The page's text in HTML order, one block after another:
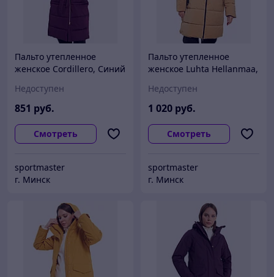
Пальто утепленное
женское Cordillero, Синий
Недоступен
851 руб.
Смотреть
sportmaster
г. Минск
Пальто утепленное
женское Luhta Hellanmaa,
Недоступен
1 020 руб.
Смотреть
sportmaster
г. Минск